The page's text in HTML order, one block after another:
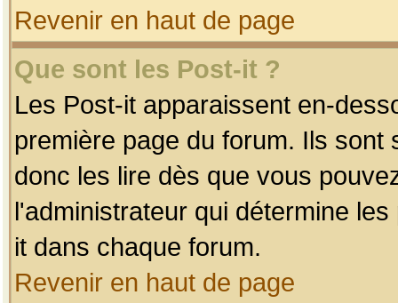
Revenir en haut de page
Que sont les Post-it ?
Les Post-it apparaissent en-
première page du forum. Ils
donc les lire dès que vous
l'administrateur qui détermine
it dans chaque forum.
Revenir en haut de page